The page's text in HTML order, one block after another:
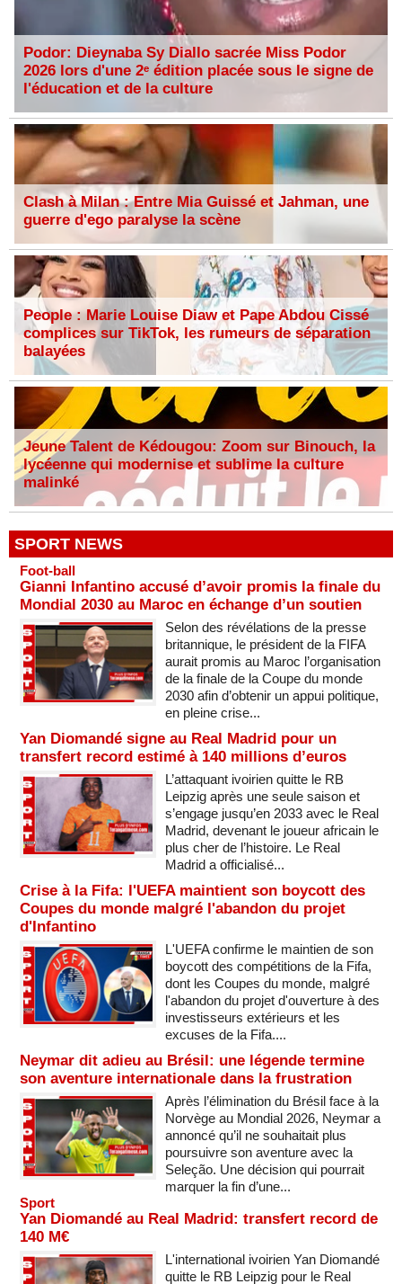
Podor: Dieynaba Sy Diallo sacrée Miss Podor
2026 lors d'une 2ᵉ édition placée sous le signe de
l'éducation et de la culture
Clash à Milan : Entre Mia Guissé et Jahman, une
guerre d'ego paralyse la scène
People : Marie Louise Diaw et Pape Abdou Cissé
complices sur TikTok, les rumeurs de séparation
balayées
Jeune Talent de Kédougou: Zoom sur Binouch, la
lycéenne qui modernise et sublime la culture
malinké
SPORT NEWS
Foot-ball
Gianni Infantino accusé d’avoir promis la finale du
Mondial 2030 au Maroc en échange d’un soutien
Selon des révélations de la presse
britannique, le président de la FIFA
aurait promis au Maroc l’organisation
de la finale de la Coupe du monde
2030 afin d’obtenir un appui politique,
en pleine crise...
Yan Diomandé signe au Real Madrid pour un
transfert record estimé à 140 millions d’euros
L’attaquant ivoirien quitte le RB
Leipzig après une seule saison et
s’engage jusqu’en 2033 avec le Real
Madrid, devenant le joueur africain le
plus cher de l’histoire. Le Real
Madrid a officialisé...
Crise à la Fifa: l'UEFA maintient son boycott des
Coupes du monde malgré l'abandon du projet
d'Infantino
L'UEFA confirme le maintien de son
boycott des compétitions de la Fifa,
dont les Coupes du monde, malgré
l'abandon du projet d'ouverture à des
investisseurs extérieurs et les
excuses de la Fifa....
Neymar dit adieu au Brésil: une légende termine
son aventure internationale dans la frustration
Après l’élimination du Brésil face à la
Norvège au Mondial 2026, Neymar a
annoncé qu’il ne souhaitait plus
poursuivre son aventure avec la
Seleção. Une décision qui pourrait
marquer la fin d’une...
Sport
Yan Diomandé au Real Madrid: transfert record de
140 M€
L'international ivoirien Yan Diomandé
quitte le RB Leipzig pour le Real